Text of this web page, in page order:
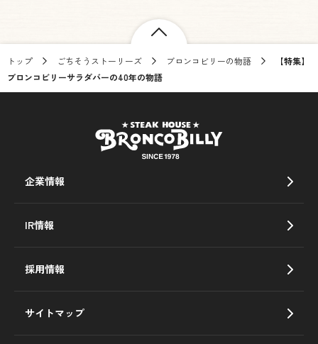
トップ ごちそうストーリーズ ブロンコビリーの物語
【特集】
ブロンコビリーサラダバーの40年の物語
企業情報
IR情報
採用情報
サイトマップ